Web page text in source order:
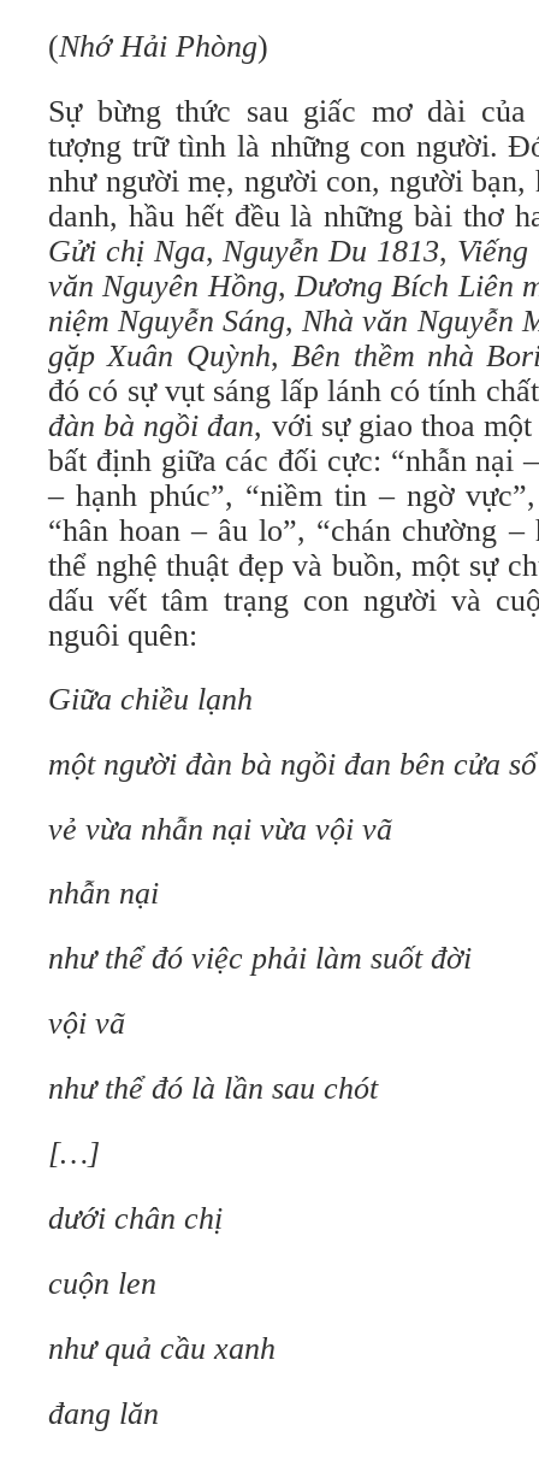
(Nhớ Hải Phòng)
Sự bừng thức sau giấc mơ dài
tượng trữ tình là những con người.
như người mẹ, người con, người bạn,
danh, hầu hết đều là những bài thơ
Gửi chị Nga, Nguyễn Du 1813,
văn Nguyên Hồng, Dương Bích Liên
niệm Nguyễn Sáng,Nhà văn Nguyễn
gặp Xuân Quỳnh, Bên thềm nhà
đó có sự vụt sáng lấp lánh có tính
đàn bà ngồi đan, với sự giao thoa
bất định giữa các đối cực: “nhẫn nại
– hạnh phúc”, “niềm tin – ngờ
“hân hoan – âu lo”, “chán chường
thể nghệ thuật đẹp và buồn, một sự
dấu vết tâm trạng con người và
nguôi quên:
Giữa chiều lạnh
một người đàn bà ngồi đan bên cửa sổ
vẻ vừa nhẫn nại vừa vội vã
nhẫn nại
như thể đó việc phải làm suốt đời
vội vã
như thể đó là lần sau chót
[…]
dưới chân chị
cuộn len
như quả cầu xanh
đang lăn